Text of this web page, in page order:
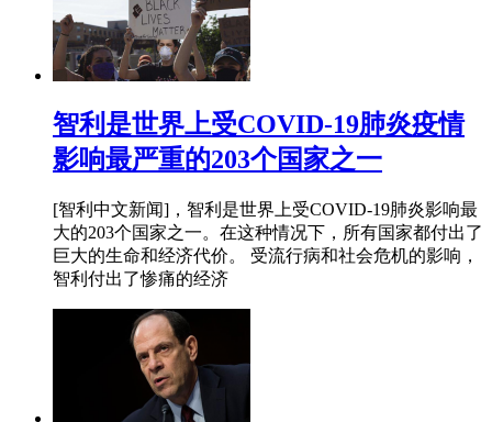
智利是世界上受COVID-19肺炎疫情
影响最严重的203个国家之一
[智利中文新闻]，智利是世界上受COVID-19肺炎影响最
大的203个国家之一。在这种情况下，所有国家都付出了
巨大的生命和经济代价。 受流行病和社会危机的影响，
智利付出了惨痛的经济